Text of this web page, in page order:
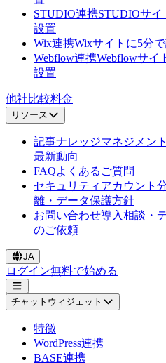
STUDIO連携STUDIOサイ
設置
Wix連携Wixサイトに5分
Webflow連携Webflowサイ
設置
他社比較料金
リソース
記事ナレッジマネジメン
最新動向
FAQよくあるご質問
セキュリティ アカウント
離・データ保護方針
お問い合わせ導入相談・
のご依頼
JA
ログイン無料で始める
チャットウィジェット
特徴
WordPress連携
BASE連携